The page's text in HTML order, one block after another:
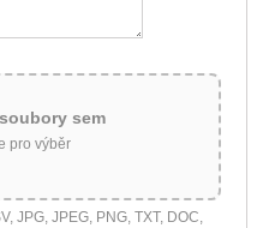
sem
pro výběr
JPG, JPEG, PNG, TXT, DOC,